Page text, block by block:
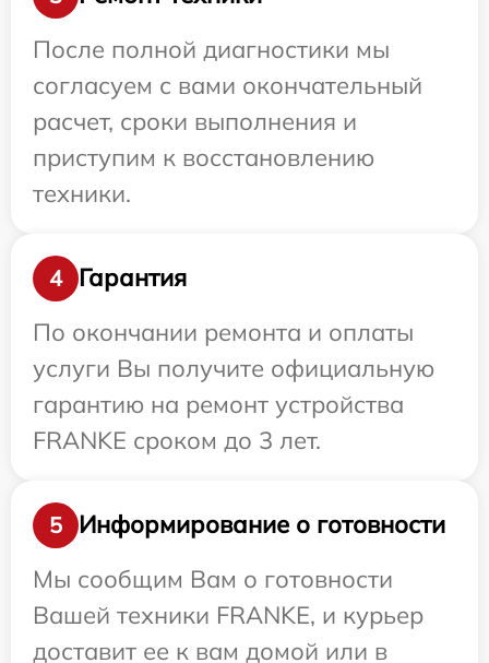
После полной диагностики мы
согласуем с вами окончательный
расчет, сроки выполнения и
приступим к восстановлению
техники.
4
Гарантия
По окончании ремонта и оплаты
услуги Вы получите официальную
гарантию на ремонт устройства
FRANKE сроком до 3 лет.
5
Информирование о готовности
Мы сообщим Вам о готовности
Вашей техники FRANKE, и курьер
доставит ее к вам домой или в